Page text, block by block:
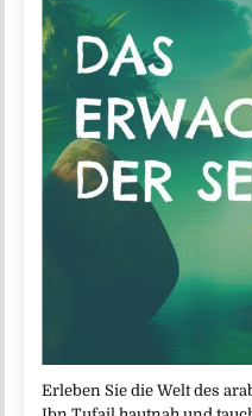
Erleben Sie die Welt des